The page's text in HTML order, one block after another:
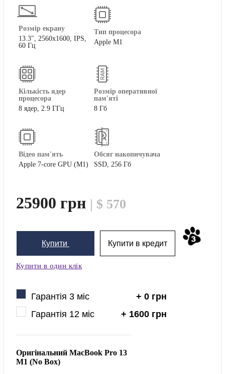
Розмір екрану
13.3", 2560x1600, IPS,
60 Гц
Тип процесора
Apple M1
Кількість ядер
процесора
8 ядер, 2.9 ГГц
Розмір оперативної
пам'яті
8 Гб
Відео пам'ять
Apple 7-core GPU (M1)
Обсяг накопичувача
SSD, 256 Гб
25900 грн | $ 570
Купити Купити в кредит
Купити в один клік
Гарантія 3 міс
+ 0 грн
Гарантія 12 міс
+ 1600 грн
Оригінальний MacBook Pro 13
M1 (No Box)